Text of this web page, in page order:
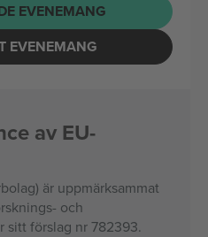
EVENEMANG
EVENEMANG
av EU-
är uppmärksammat
och
sitt förslag nr 782393.